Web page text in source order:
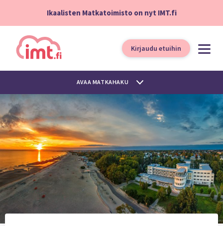
Ikaalisten Matkatoimisto on nyt IMT.fi
Kirjaudu etuihin
AVAA MATKAHAKU